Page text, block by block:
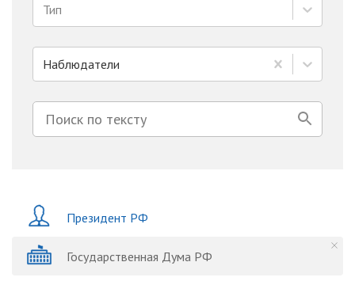
Тип
Наблюдатели
Президент РФ
Государственная Дума РФ